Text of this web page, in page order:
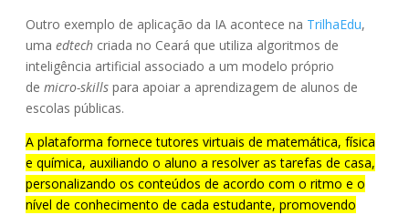
Outro exemplo de aplicação da IA acontece na TrilhaEdu,
uma edtech criada no Ceará que utiliza algoritmos de
inteligência artificial associado a um modelo próprio
de micro-skills para apoiar a aprendizagem de alunos de
escolas públicas.
A plataforma fornece tutores virtuais de matemática, física
e química, auxiliando o aluno a resolver as tarefas de casa,
personalizando os conteúdos de acordo com o ritmo e o
nível de conhecimento de cada estudante, promovendo